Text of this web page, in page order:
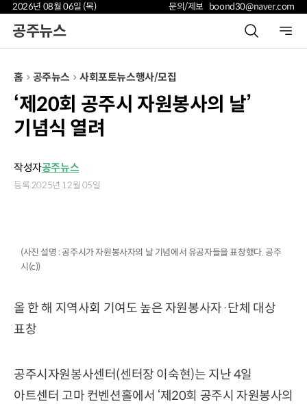
2026년 08월 06일 (목) 문의/제보 boond30@naver.com
공주뉴스
홈 공주뉴스 사회포토뉴스행사/모집
‘제20회 공주시 자원봉사의 날’
기념식 열려
작성자공주뉴스
등록 2025년 12월 05일
(사진 설명 : 공주시가 자원봉사자의 날 기념에서 유공자들을 표창했다. 공주
시(c))
올 한 해 지역사회 기여도 높은 자원봉사자·단체 대상
표창
공주시자원봉사센터(센터장 이숙현)는 지난 4일
아트센터 고마 컨벤션홀에서 ‘제20회 공주시 자원봉사의